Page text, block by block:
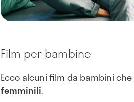
Film per bambine
Ecco alcuni film da bambini che
femminili.